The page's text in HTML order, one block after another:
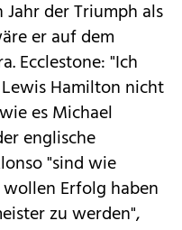
der Triumph als
er auf dem
Ecclestone: "Ich
Hamilton nicht
es Michael
englische
"sind wie
Erfolg haben
zu werden",